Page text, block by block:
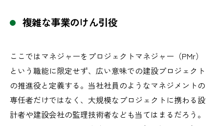
複雑な事業のけん引役
ここではマネジャーをプロジェクトマネジャー（PMr）
という職能に限定せず、広い意味での建設プロジェクト
の推進役と定義する。当社社員のようなマネジメントの
専任者だけではなく、大規模なプロジェクトに携わる設
計者や建設会社の監理技術者なども当てはまるだろう。